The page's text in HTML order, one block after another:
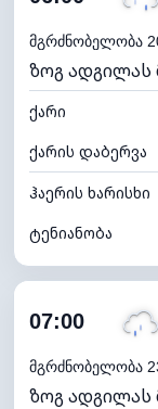
ნამის წერტილი
ხილვადობა
განათების
ღრუბლის
მგრძნობელობა
ზოგ ადგილას
ქარი
ქარის დაბერვა
ჰაერის ხარისხი
ტენიანობა
ღრუბლიანობა
ნამის წერტილი
ხილვადობა
07:00
მგრძნობელობა
ზოგ ადგილას